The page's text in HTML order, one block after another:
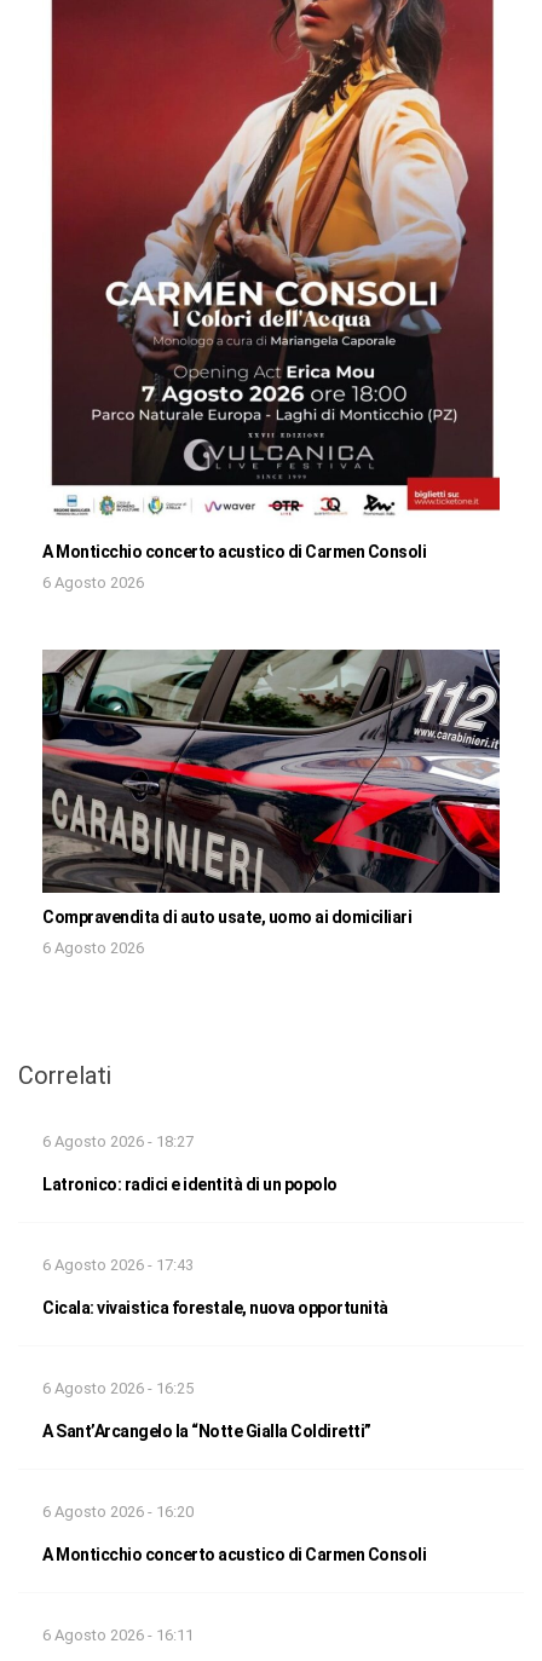
A Monticchio concerto acustico di Carmen Consoli
6 Agosto 2026
Compravendita di auto usate, uomo ai domiciliari
6 Agosto 2026
Correlati
6 Agosto 2026 - 18:27
Latronico: radici e identità di un popolo
6 Agosto 2026 - 17:43
Cicala: vivaistica forestale, nuova opportunità
6 Agosto 2026 - 16:25
A Sant’Arcangelo la “Notte Gialla Coldiretti”
6 Agosto 2026 - 16:20
A Monticchio concerto acustico di Carmen Consoli
6 Agosto 2026 - 16:11